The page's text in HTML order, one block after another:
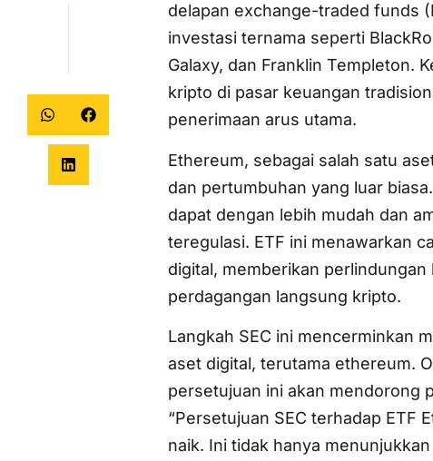
delapan exchange-traded funds
investasi ternama seperti
Galaxy, dan Franklin Templeton.
kripto di pasar keuangan
penerimaan arus utama.
Ethereum, sebagai salah satu
dan pertumbuhan yang luar
dapat dengan lebih mudah dan
teregulasi. ETF ini menawarkan
digital, memberikan
perdagangan langsung kripto.
Langkah SEC ini mencerminkan
aset digital, terutama ethereum.
persetujuan ini akan mendorong
“Persetujuan SEC terhadap ETF
naik. Ini tidak hanya